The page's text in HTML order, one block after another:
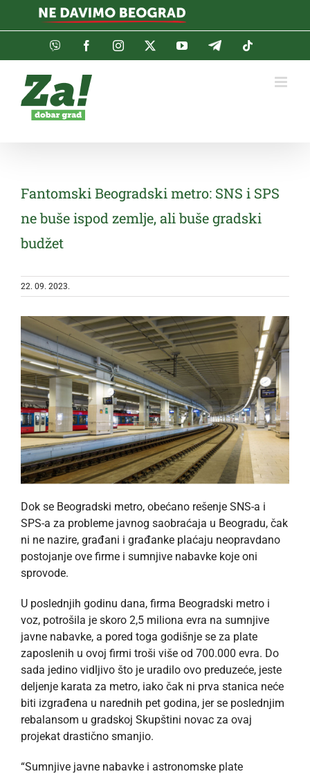
Viber FacebookInstagramTwitterYouTubeTelegram
Fantomski Beogradski metro: SNS i SPS
ne buše ispod zemlje, ali buše gradski
budžet
22. 09. 2023.
Dok se Beogradski metro, obećano rešenje SNS-a i
SPS-a za probleme javnog saobraćaja u Beogradu, čak
ni ne nazire, građani i građanke plaćaju neopravdano
postojanje ove firme i sumnjive nabavke koje oni
sprovode.
U poslednjih godinu dana, firma Beogradski metro i
voz, potrošila je skoro 2,5 miliona evra na sumnjive
javne nabavke, a pored toga godišnje se za plate
zaposlenih u ovoj firmi troši više od 700.000 evra. Do
sada jedino vidljivo što je uradilo ovo preduzeće, jeste
deljenje karata za metro, iako čak ni prva stanica neće
biti izgrađena u narednih pet godina, jer se poslednjim
rebalansom u gradskoj Skupštini novac za ovaj
projekat drastično smanjio.
“Sumnjive javne nabavke i astronomske plate